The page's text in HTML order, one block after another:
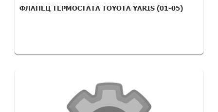
ФЛАНЕЦ ТЕРМОСТАТА TOYOTA YARIS (01-05)